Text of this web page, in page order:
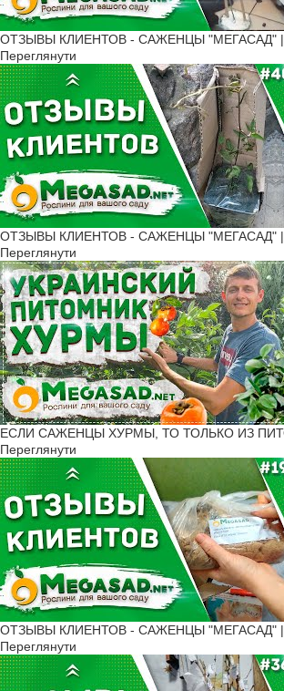
ОТЗЫВЫ КЛИЕНТОВ - САЖЕНЦЫ "МЕГАСАД" |
Переглянути
ОТЗЫВЫ КЛИЕНТОВ - САЖЕНЦЫ "МЕГАСАД" |
Переглянути
ЕСЛИ САЖЕНЦЫ ХУРМЫ, ТО ТОЛЬКО ИЗ
Переглянути
ОТЗЫВЫ КЛИЕНТОВ - САЖЕНЦЫ "МЕГАСАД" |
Переглянути